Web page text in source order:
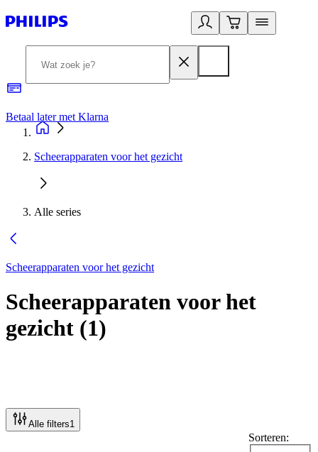
Betaal later met Klarna
Scheerapparaten voor het gezicht
Alle series
Scheerapparaten voor het gezicht
Scheerapparaten voor het
gezicht (1)
Alle filters1
Sorteren: